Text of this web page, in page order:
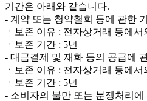
기간은 아래와 같습니다.
- 계약 또는 청약철회 등에 관한
ㆍ보존 이유 : 전자상거래 등에
ㆍ보존 기간 : 5년
- 대금결제 및 재화 등의 공급에
ㆍ보존 이유 : 전자상거래 등에
ㆍ보존 기간 : 5년
- 소비자의 불만 또는 분쟁처리에